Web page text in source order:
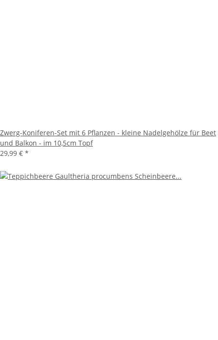
Zwerg-Koniferen-Set mit 6 Pflanzen - kleine Nadelgehölze für Beet
und Balkon - im 10,5cm Topf
29,99 € *